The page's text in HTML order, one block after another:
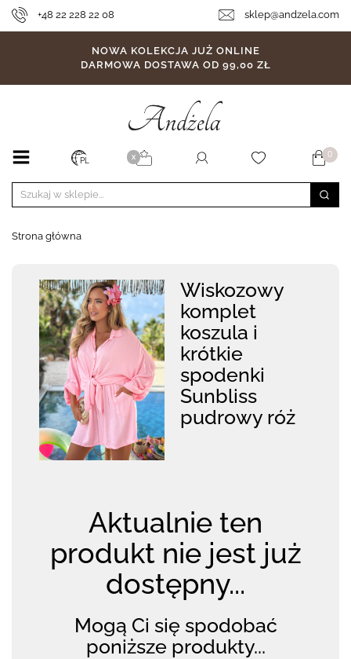
+48 22 228 22 08 sklep@andzela.com
NOWA KOLEKCJA JUŻ ONLINE
DARMOWA DOSTAWA OD 99,00 ZŁ
PL X 0
Strona główna
Wiskozowy
komplet
koszula i
krótkie
spodenki
Sunbliss
pudrowy róż
Aktualnie ten
produkt nie jest już
dostępny...
Mogą Ci się spodobać
poniższe produkty...